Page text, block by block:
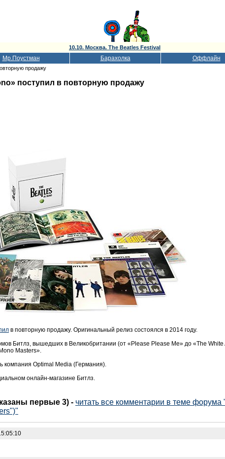
10.10. Москва. The Beatles Festival
Мр.Поустман Барахолка Оффлайн
продажу
поступил в повторную продажу
в повторную продажу. Оригинальный релиз состоялся в 2014 году.
Битлз, вышедших в Великобритании (от «Please Please Me» до «The White
Masters».
компания Optimal Media (Германия).
онлайн-магазине Битлз.
первые 3) - читать все комментарии в теме